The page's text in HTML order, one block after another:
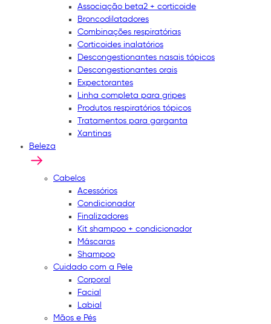
Associação beta2 + corticoide
Broncodilatadores
Combinações respiratórias
Corticoides inalatórios
Descongestionantes nasais tópicos
Descongestionantes orais
Expectorantes
Linha completa para gripes
Produtos respiratórios tópicos
Tratamentos para garganta
Xantinas
Beleza
Cabelos
Acessórios
Condicionador
Finalizadores
Kit shampoo + condicionador
Máscaras
Shampoo
Cuidado com a Pele
Corporal
Facial
Labial
Mãos e Pés